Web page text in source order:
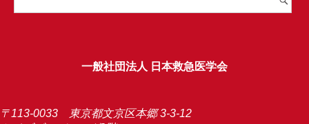
一般社団法人 日本救急医学会
〒113-0033 東京都文京区本郷 3-3-12